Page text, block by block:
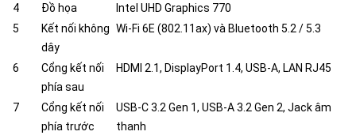
4
Đồ họa
Intel UHD Graphics 770
5
Kết nối không
dây
Wi-Fi 6E (802.11ax) và Bluetooth 5.2 / 5.3
6
Cổng kết nối
phía sau
HDMI 2.1, DisplayPort 1.4, USB-A, LAN RJ45
7
Cổng kết nối
phía trước
USB-C 3.2 Gen 1, USB-A 3.2 Gen 2, Jack âm
thanh